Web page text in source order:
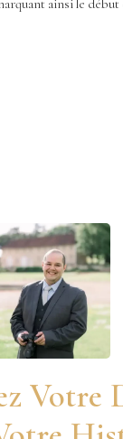
ainsi le début
Votre